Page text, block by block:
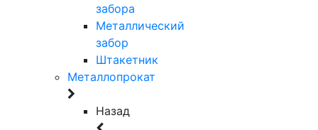
забора
Металлический
забор
Штакетник
Металлопрокат
Назад